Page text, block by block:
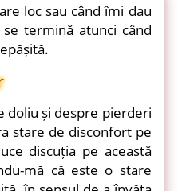
loc sau când îmi dau
termină atunci când
doliu și despre pierderi
stare de disconfort pe
discuția pe această
mă că este o stare